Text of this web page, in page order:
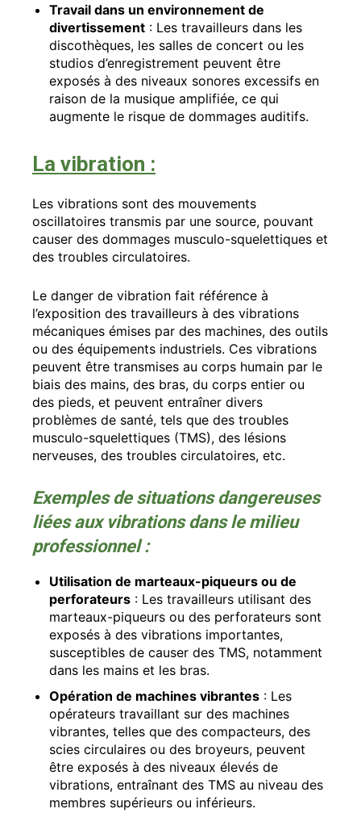
Travail dans un environnement de
divertissement : Les travailleurs dans les
discothèques, les salles de concert ou les
studios d’enregistrement peuvent être
exposés à des niveaux sonores excessifs en
raison de la musique amplifiée, ce qui
augmente le risque de dommages auditifs.
La vibration :
Les vibrations sont des mouvements
oscillatoires transmis par une source, pouvant
causer des dommages musculo-squelettiques et
des troubles circulatoires.
Le danger de vibration fait référence à
l’exposition des travailleurs à des vibrations
mécaniques émises par des machines, des outils
ou des équipements industriels. Ces vibrations
peuvent être transmises au corps humain par le
biais des mains, des bras, du corps entier ou
des pieds, et peuvent entraîner divers
problèmes de santé, tels que des troubles
musculo-squelettiques (TMS), des lésions
nerveuses, des troubles circulatoires, etc.
Exemples de situations dangereuses
liées aux vibrations dans le milieu
professionnel :
Utilisation de marteaux-piqueurs ou de
perforateurs : Les travailleurs utilisant des
marteaux-piqueurs ou des perforateurs sont
exposés à des vibrations importantes,
susceptibles de causer des TMS, notamment
dans les mains et les bras.
Opération de machines vibrantes : Les
opérateurs travaillant sur des machines
vibrantes, telles que des compacteurs, des
scies circulaires ou des broyeurs, peuvent
être exposés à des niveaux élevés de
vibrations, entraînant des TMS au niveau des
membres supérieurs ou inférieurs.